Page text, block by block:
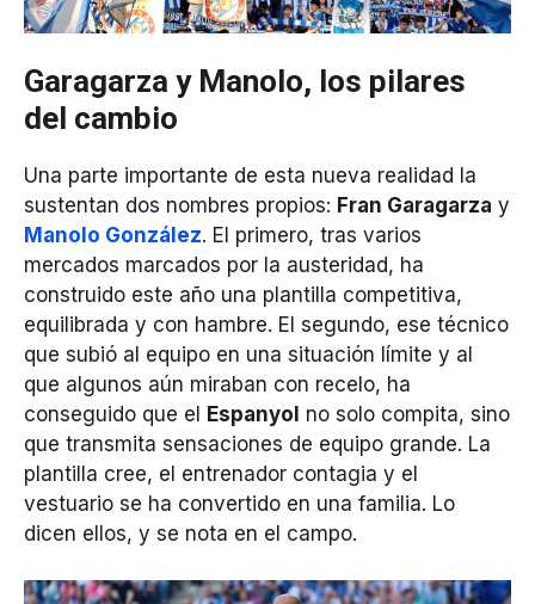
Garagarza y Manolo, los pilares
del cambio
Una parte importante de esta nueva realidad la
sustentan dos nombres propios: Fran Garagarza y
Manolo González. El primero, tras varios
mercados marcados por la austeridad, ha
construido este año una plantilla competitiva,
equilibrada y con hambre. El segundo, ese técnico
que subió al equipo en una situación límite y al
que algunos aún miraban con recelo, ha
conseguido que el
Espanyol no solo compita, sino
que transmita sensaciones de equipo grande. La
plantilla cree, el entrenador contagia y el
vestuario se ha convertido en una familia. Lo
dicen ellos, y se nota en el campo.